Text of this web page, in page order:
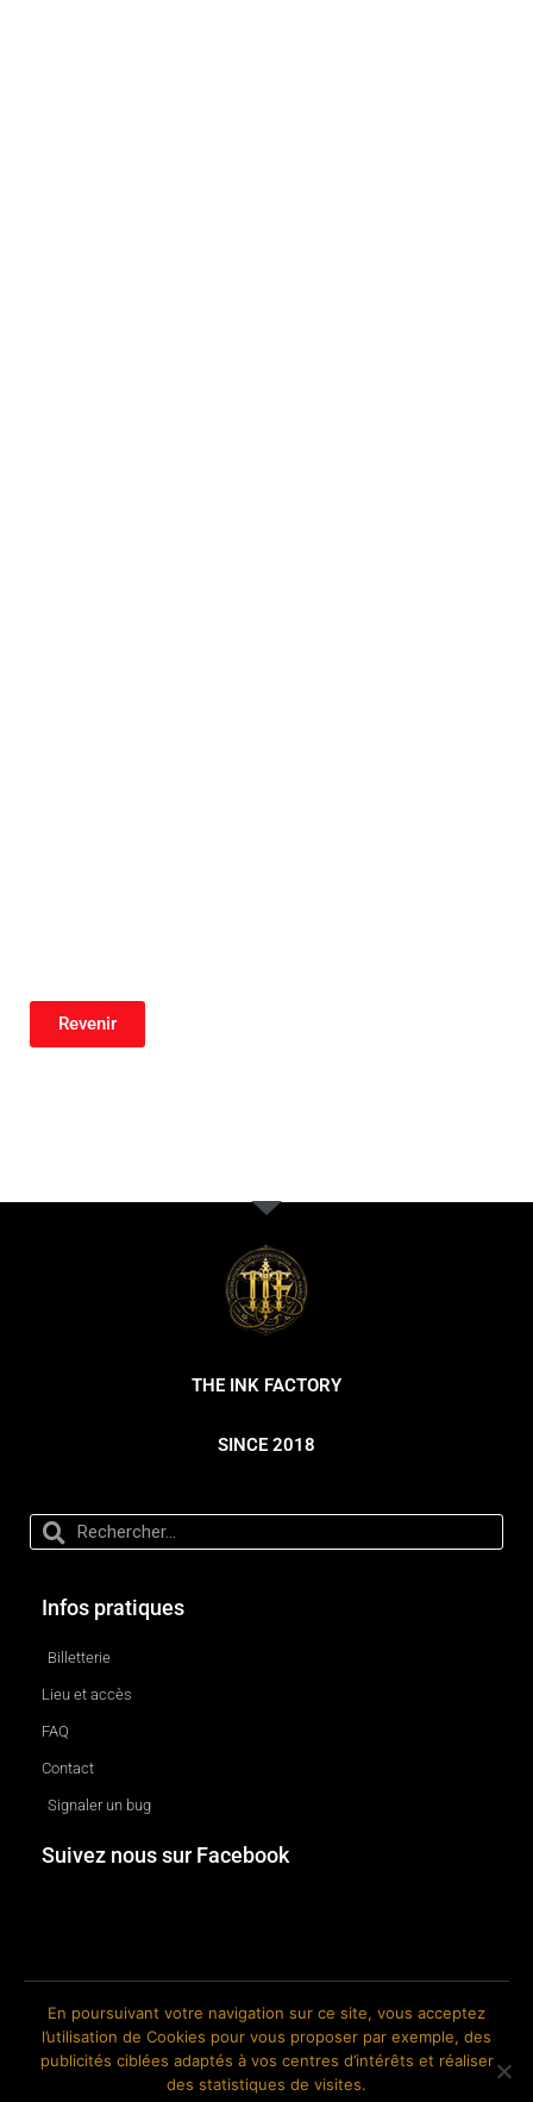
Revenir
THE INK FACTORY
SINCE 2018
Infos pratiques
Billetterie
Lieu et accès
FAQ
Contact
Signaler un bug
Suivez nous sur Facebook
© 2018-2026 The Ink Factory. Site web réalisé par Roland CAUVIN.
En poursuivant votre navigation sur ce site, vous acceptez
l’utilisation de Cookies pour vous proposer par exemple, des
publicités ciblées adaptés à vos centres d’intérêts et réaliser
des statistiques de visites.